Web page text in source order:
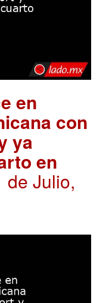
en
con
ya
en
de Julio,